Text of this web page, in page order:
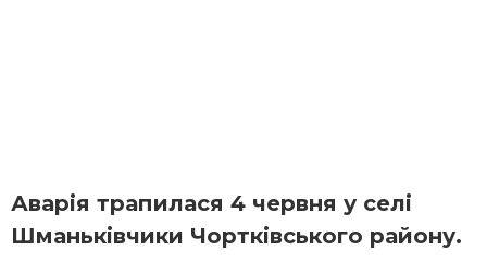
Аварія трапилася 4 червня у селі
Шманьківчики Чортківського району.